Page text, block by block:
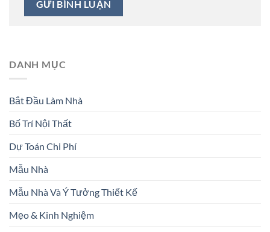
DANH MỤC
Bắt Đầu Làm Nhà
Bố Trí Nội Thất
Dự Toán Chi Phí
Mẫu Nhà
Mẫu Nhà Và Ý Tưởng Thiết Kế
Mẹo & Kinh Nghiệm